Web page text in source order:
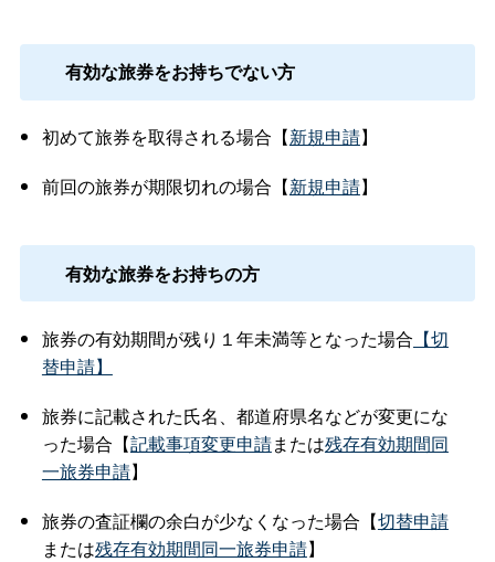
有効な旅券をお持ちでない方
初めて旅券を取得される場合【新規申請】
前回の旅券が期限切れの場合【新規申請】
有効な旅券をお持ちの方
旅券の有効期間が残り１年未満等となった場合 【切
替申請】
旅券に記載された氏名、都道府県名などが変更にな
った場合【記載事項変更申請または残存有効期間同
一旅券申請】
旅券の査証欄の余白が少なくなった場合【切替申請
または残存有効期間同一旅券申請】